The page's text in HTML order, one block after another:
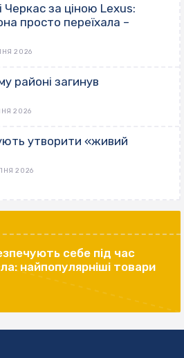
Черкас за ціною Lexus:
просто переїхала –
2026
районі загинув
2026
утворити «живий
2026
себе під час
найпопулярніші товари